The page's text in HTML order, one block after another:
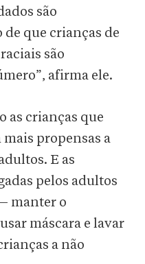
são
que crianças de
são
afirma ele.
as crianças que
propensas a
E as
pelos adultos
manter o
máscara e lavar
a não